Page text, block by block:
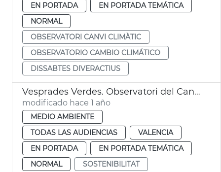
EN PORTADA
EN PORTADA TEMÁTICA
NORMAL
OBSERVATORI CANVI CLIMÀTIC
OBSERVATORIO CAMBIO CLIMÁTICO
DISSABTES DIVERACTIUS
Vesprades Verdes. Observatori del Canvi Climàtic. València
modificado hace 1 año
MEDIO AMBIENTE
TODAS LAS AUDIENCIAS
VALENCIA
EN PORTADA
EN PORTADA TEMÁTICA
NORMAL
SOSTENIBILITAT